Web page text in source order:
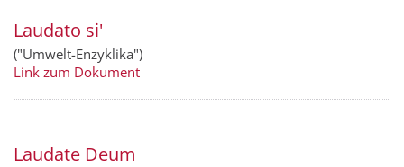
Laudato si'
("Umwelt-Enzyklika")
Link zum Dokument
Laudate Deum